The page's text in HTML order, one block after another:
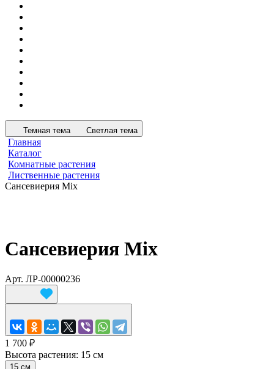
Темная тема Светлая тема
Главная
Каталог
Комнатные растения
Лиственные растения
Сансевиерия Mix
Сансевиерия Mix
Арт. ЛР-00000236
1 700 ₽
Высота растения: 15 см
15 см